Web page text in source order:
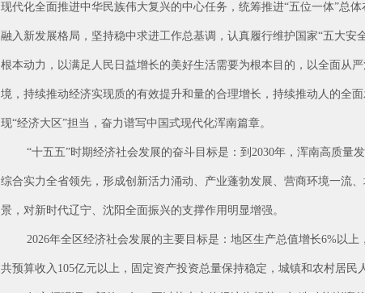
现代化全面推进中华民族伟大复兴的中心任务，统筹推进“五位一体”总
融入新发展格局，坚持稳中求进工作总基调，认真履行维护国家“五大
根本动力，以满足人民日益增长的美好生活需要为根本目的，以全面从
境，持续推动经济实现质的有效提升和量的合理增长，持续推动人的全
现“经济大区”担当，奋力谱写中国式现代化浑南篇章。
“十五五”时期经济社会发展的奋斗目标是：到2030年，浑南高质量
综合实力全省领先，形成创新活力涌动、产业蓬勃发展、营商环境一流
景，对新时代辽宁、沈阳全面振兴的支撑作用明显增强。
2026年全区经济社会发展的主要目标是：地区生产总值增长6%以
共预算收入105亿元以上，固定资产投资总量保持稳定，城镇和农村居民